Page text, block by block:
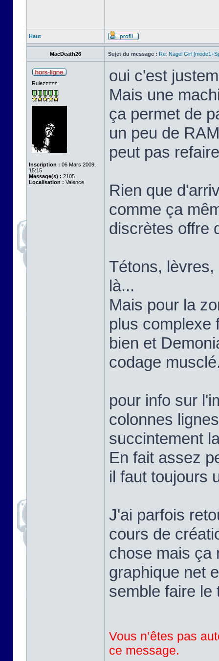
Haut
MacDeath26 Sujet du message : Re: Nagel Girl
Rulezzzzz
Inscription : 06 Mars 2009,
15:15
Message(s) : 2105
Localisation : Valence
oui c'est
Mais une
ça permet de
un peu de
peut pas
Rien que
comme ça
discrètes offre
Tétons,
là...
Mais pour la
plus complexe
bien et
codage
pour info sur
colonnes
succintement
En fait assez
il faut toujours
J'ai parfois
cours de
chose mais ça
graphique net
semble faire le
Vous n’êtes pas
ce message.